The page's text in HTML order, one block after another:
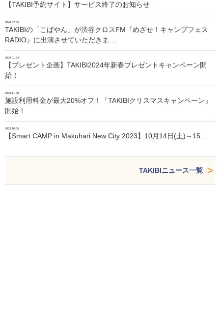
【TAKIBI予約サイト】サービス終了のお知らせ
2024.02.06
TAKIBIの「こばやん」が渋谷クロスFM『めざせ！キャンプフェス
RADIO』に出演させていただきま…
2024.01.24
【プレゼント企画】TAKIBI2024年新春プレゼントキャンペーン開
始！
2023.11.30
施設利用料金が最大20%オフ！「TAKIBIクリスマスキャンペーン」
開始！
2023.10.05
【Smart CAMP in Makuhari New City 2023】10月14日(土)～15…
TAKIBIニュース一覧